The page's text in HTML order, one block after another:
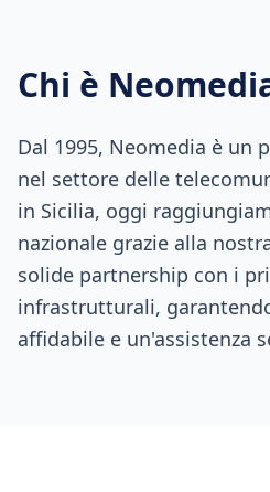
Chi è
Dal 1995, Neomedia è un
nel settore delle
in Sicilia, oggi
nazionale grazie alla
solide partnership con i
infrastrutturali,
affidabile e un'assistenza